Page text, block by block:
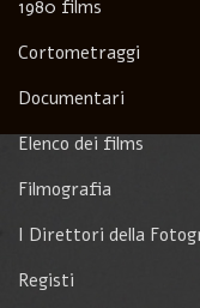
1980 films
Cortometraggi
Documentari
Elenco dei films
Filmografia
I Direttori della
Registi